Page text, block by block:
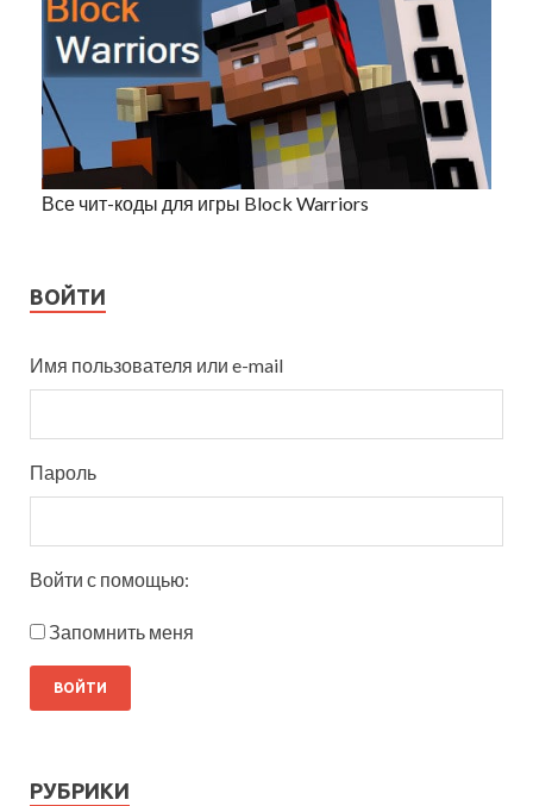
Все чит-коды для игры Block Warriors
ВОЙТИ
Имя пользователя или e-mail
Пароль
Войти с помощью:
Запомнить меня
РУБРИКИ